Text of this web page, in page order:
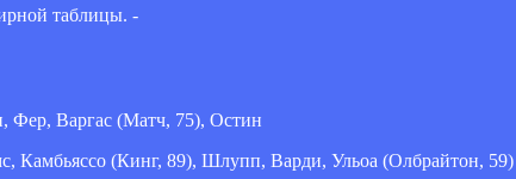
таблицы. -
Фер, Варгас (Матч, 75), Остин
Камбьяссо (Кинг, 89), Шлупп, Варди, Ульоа (Олбрайтон, 59)